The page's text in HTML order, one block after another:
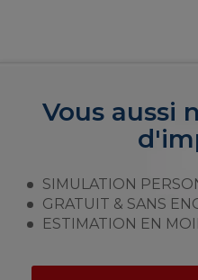
Vous aussi
SIMULATION
GRATUIT & SANS
ESTIMATION EN